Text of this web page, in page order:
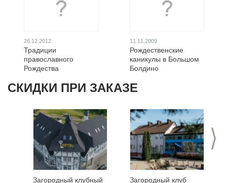
26.12.2012
Традиции
православного
Рождества
11.11.2009
Рождественские
каникулы в Большом
Болдино
СКИДКИ ПРИ ЗАКАЗЕ
>
Загородный клубный
Загородный клуб